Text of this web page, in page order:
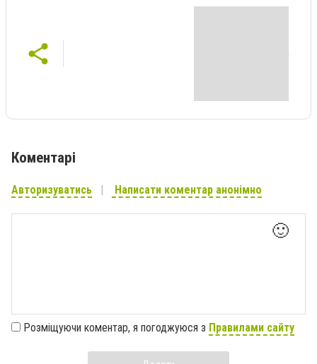
Коментарі
Авторизуватись Написати коментар анонімно
🙂
Розміщуючи коментар, я погоджуюся з Правилами сайту